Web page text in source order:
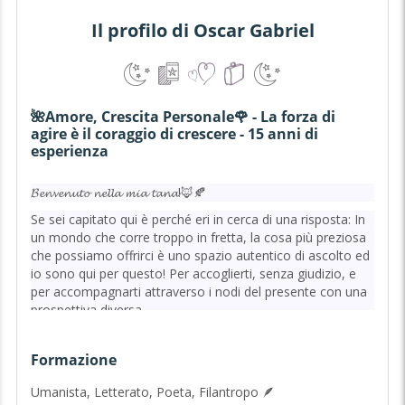
Il profilo di Oscar Gabriel
🌺Amore, Crescita Personale🌹 - La forza di
agire è il coraggio di crescere - 15 anni di
esperienza
𝓑𝓮𝓷𝓿𝓮𝓷𝓾𝓽𝓸 𝓷𝓮𝓵𝓵𝓪 𝓶𝓲𝓪 𝓽𝓪𝓷𝓪!🦊🍂
Se sei capitato qui è perché eri in cerca di una risposta: In
un mondo che corre troppo in fretta, la cosa più preziosa
che possiamo offrirci è uno spazio autentico di ascolto ed
io sono qui per questo! Per accoglierti, senza giudizio, e
per accompagnarti attraverso i nodi del presente con una
prospettiva diversa.
tua capacità di leggere tra le pieghe della tua vita. Se ti
potente strumento di consapevolezza ed, assieme,
Formazione
Umanista, Letterato, Poeta, Filantropo 🪶